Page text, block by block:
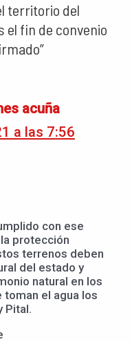
territorio del
el fin de convenio
acuña
a las 7:56
con ese
protección
terrenos deben
del estado y
natural en los
toman el agua los
Pital.